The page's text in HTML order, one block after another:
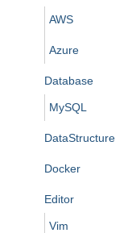
AWS
Azure
Database
MySQL
DataStructure
Docker
Editor
Vim